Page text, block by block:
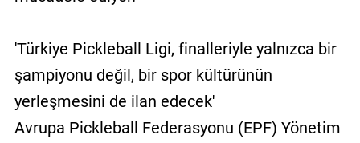
'Türkiye Pickleball Ligi, finalleriyle yalnızca bir
şampiyonu değil, bir spor kültürünün
yerleşmesini de ilan edecek'
Avrupa Pickleball Federasyonu (EPF) Yönetim